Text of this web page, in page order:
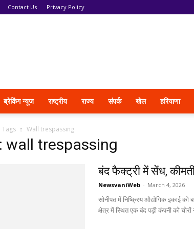
Contact Us Privacy Policy
ब्रेकिंग न्यूज राष्ट्रीय राज्य संपर्क खेल हरियाणा
Tags Wall trespassing
wall trespassing
बंद फैक्ट्री में सेंध,
NewsvaniWeb - March 4, 2026
सोनीपत में निष्क्रिय औद्योगिक इकाई को
क्षेत्र में स्थित एक बंद पड़ी कंपनी को चोरों